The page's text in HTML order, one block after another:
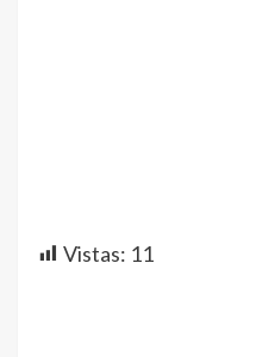
Vistas: 11